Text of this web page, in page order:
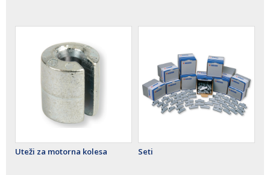
Uteži za motorna kolesa Seti